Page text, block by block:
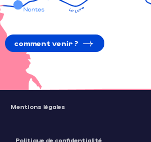
comment venir ?
Mentions légales
Politique de confidentialité